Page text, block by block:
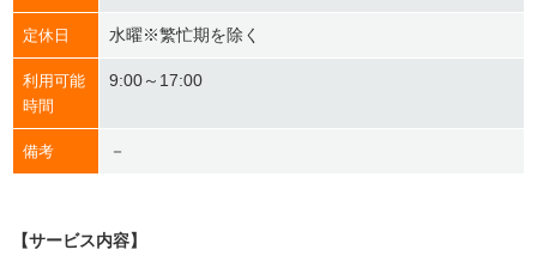
定休日 水曜※繁忙期を除く
利用可能
時間
9:00～17:00
備考 －
【サービス内容】